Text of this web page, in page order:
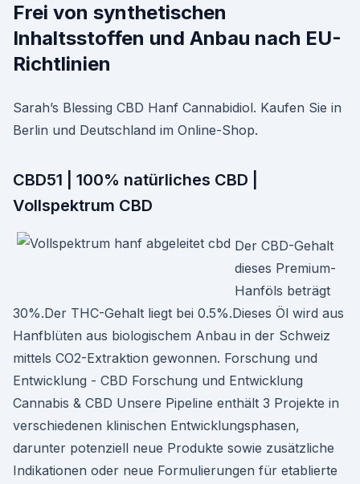
Frei von synthetischen
Inhaltsstoffen und Anbau nach EU-
Richtlinien
Sarah’s Blessing CBD Hanf Cannabidiol. Kaufen Sie in
Berlin und Deutschland im Online-Shop.
CBD51 | 100% natürliches CBD |
Vollspektrum CBD
Der CBD-Gehalt
dieses Pre­mi­um-
Han­föls beträgt
30%.Der THC-Gehalt liegt bei 0.5%.Dieses Öl wird aus
Hanf­blüten aus biol­o­gis­chem Anbau in der Schweiz
mit­tels CO2-Extrak­tion gewon­nen. Forschung und
Entwicklung - CBD Forschung und Entwicklung
Cannabis & CBD Unsere Pipeline enthält 3 Projekte in
verschiedenen klinischen Entwicklungsphasen,
darunter potenziell neue Produkte sowie zusätzliche
Indikationen oder neue Formulierungen für etablierte